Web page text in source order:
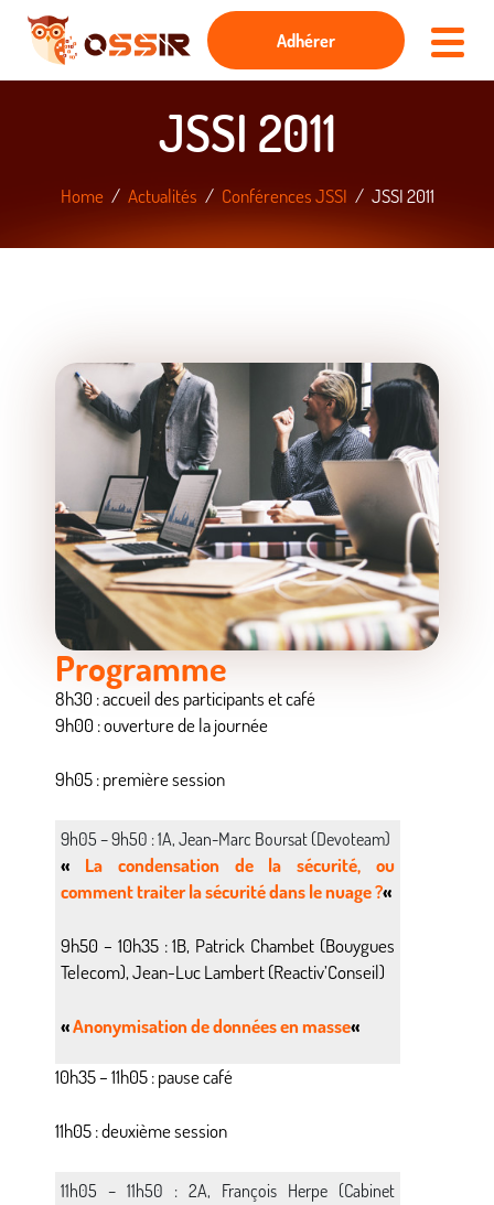
Adhérer
JSSI 2011
Home Actualités Conférences JSSI JSSI 2011
Programme
8h30 : accueil des participants et café
9h00 : ouverture de la journée
9h05 : première session
9h05 – 9h50 : 1A, Jean-Marc Boursat (Devoteam)
« La condensation de la sécurité, ou
comment traiter la sécurité dans le nuage ?«
9h50 – 10h35 : 1B, Patrick Chambet (Bouygues
Telecom), Jean-Luc Lambert (Reactiv’Conseil)
«Anonymisation de données en masse«
10h35 – 11h05 : pause café
11h05 : deuxième session
11h05 – 11h50 : 2A, François Herpe (Cabinet